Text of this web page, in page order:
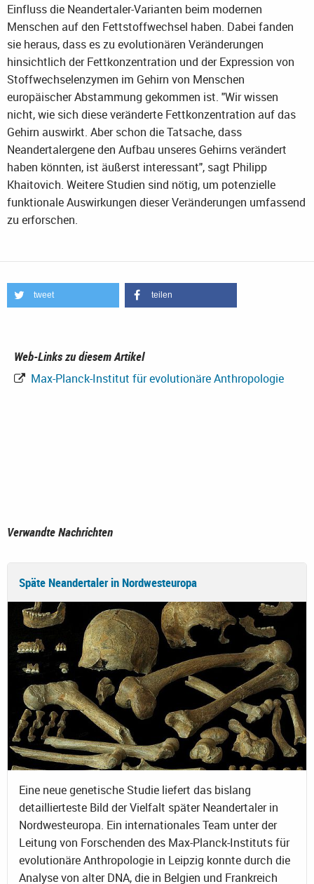
Einfluss die Neandertaler-Varianten beim modernen
Menschen auf den Fettstoffwechsel haben. Dabei fanden
sie heraus, dass es zu evolutionären Veränderungen
hinsichtlich der Fettkonzentration und der Expression von
Stoffwechselenzymen im Gehirn von Menschen
europäischer Abstammung gekommen ist. "Wir wissen
nicht, wie sich diese veränderte Fettkonzentration auf das
Gehirn auswirkt. Aber schon die Tatsache, dass
Neandertalergene den Aufbau unseres Gehirns verändert
haben könnten, ist äußerst interessant", sagt Philipp
Khaitovich. Weitere Studien sind nötig, um potenzielle
funktionale Auswirkungen dieser Veränderungen umfassend
zu erforschen.
tweet teilen
Web-Links zu diesem Artikel
Max-Planck-Institut für evolutionäre Anthropologie
Verwandte Nachrichten
Späte Neandertaler in Nordwesteuropa
Eine neue genetische Studie liefert das bislang
detaillierteste Bild der Vielfalt später Neandertaler in
Nordwesteuropa. Ein internationales Team unter der
Leitung von Forschenden des Max-Planck-Instituts für
evolutionäre Anthropologie in Leipzig konnte durch die
Analyse von alter DNA, die in Belgien und Frankreich